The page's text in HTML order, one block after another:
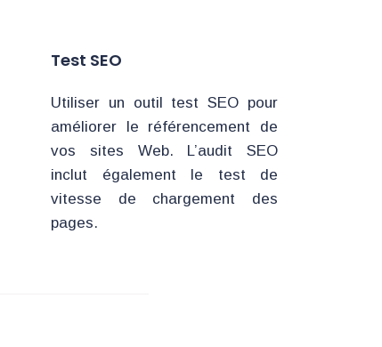
Test SEO
Utiliser un outil test SEO pour
améliorer le référencement de
vos sites Web. L’audit SEO
inclut également le test de
vitesse de chargement des
pages.